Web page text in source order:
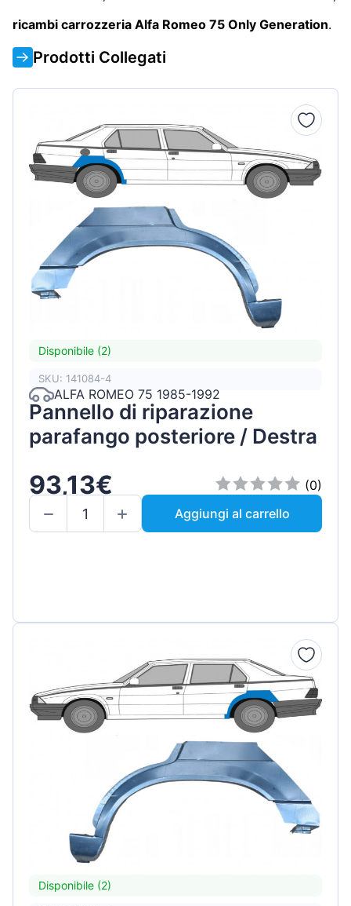
ricambi carrozzeria Alfa Romeo 75 Only Generation.
Prodotti Collegati
Disponibile (2)
SKU: 141084-4
ALFA ROMEO 75 1985-1992
Pannello di riparazione
parafango posteriore / Destra
93,13€
(0)
Aggiungi al carrello
Disponibile (2)